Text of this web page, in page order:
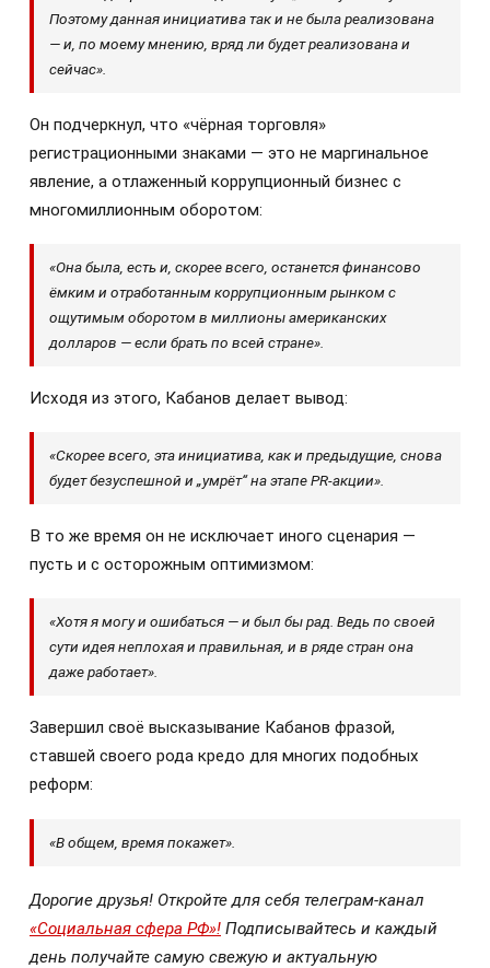
Поэтому данная инициатива так и не была реализована
— и, по моему мнению, вряд ли будет реализована и
сейчас».
Он подчеркнул, что «чёрная торговля»
регистрационными знаками — это не маргинальное
явление, а отлаженный коррупционный бизнес с
многомиллионным оборотом:
«Она была, есть и, скорее всего, останется финансово
ёмким и отработанным коррупционным рынком с
ощутимым оборотом в миллионы американских
долларов — если брать по всей стране».
Исходя из этого, Кабанов делает вывод:
«Скорее всего, эта инициатива, как и предыдущие, снова
будет безуспешной и „умрёт“ на этапе PR-акции».
В то же время он не исключает иного сценария —
пусть и с осторожным оптимизмом:
«Хотя я могу и ошибаться — и был бы рад. Ведь по своей
сути идея неплохая и правильная, и в ряде стран она
даже работает».
Завершил своё высказывание Кабанов фразой,
ставшей своего рода кредо для многих подобных
реформ:
«В общем, время покажет».
Дорогие друзья! Откройте для себя телеграм-канал
«Социальная сфера РФ»! Подписывайтесь и каждый
день получайте самую свежую и актуальную